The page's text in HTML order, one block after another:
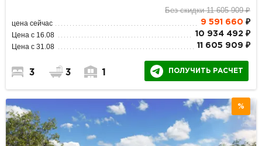
Без скидки 11 605 909 ₽
цена сейчас 9 591 660 ₽
Цена с 16.08 10 934 492 ₽
Цена с 31.08 11 605 909 ₽
3 3 1 ПОЛУЧИТЬ РАСЧЕТ
%